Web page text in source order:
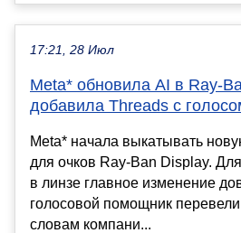
17:21, 28 Июл
Meta* обновила AI в Ray-
добавила Threads с
Meta* начала выкатывать
для очков Ray-Ban Display.
в линзе главное изменение
голосовой помощник
словам компани...